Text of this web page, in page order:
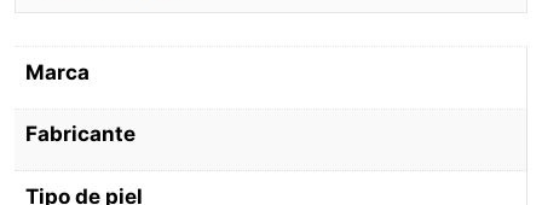
Marca
Fabricante
Tipo de piel